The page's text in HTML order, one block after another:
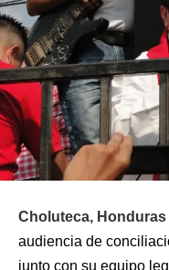
Choluteca,
audiencia de
junto con su equipo